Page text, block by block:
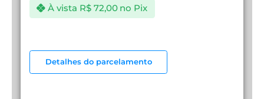
À vista R$72,00 no Pix
Detalhes do parcelamento
IMPRESSORA